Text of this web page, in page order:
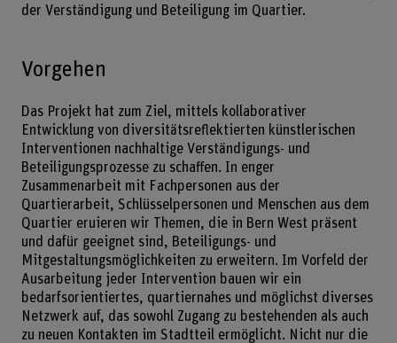
der Verständigung und Beteiligung im Quartier.
Vorgehen
Das Projekt hat zum Ziel, mittels kollaborativer
Entwicklung von diversitätsreflektierten künstlerischen
Interventionen nachhaltige Verständigungs- und
Beteiligungsprozesse zu schaffen. In enger
Zusammenarbeit mit Fachpersonen aus der
Quartierarbeit, Schlüsselpersonen und Menschen aus dem
Quartier eruieren wir Themen, die in Bern West präsent
und dafür geeignet sind, Beteiligungs- und
Mitgestaltungsmöglichkeiten zu erweitern. Im Vorfeld der
Ausarbeitung jeder Intervention bauen wir ein
bedarfsorientiertes, quartiernahes und möglichst diverses
Netzwerk auf, das sowohl Zugang zu bestehenden als auch
zu neuen Kontakten im Stadtteil ermöglicht. Nicht nur die